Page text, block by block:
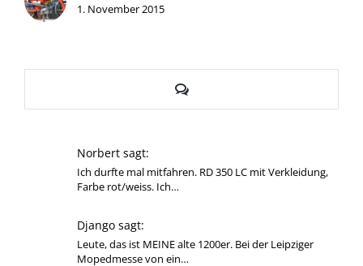
1. November 2015
Kommentare
Norbert sagt:
Ich durfte mal mitfahren. RD 350 LC mit Verkleidung,
Farbe rot/weiss. Ich…
Django sagt:
Leute, das ist MEINE alte 1200er. Bei der Leipziger
Mopedmesse von ein…